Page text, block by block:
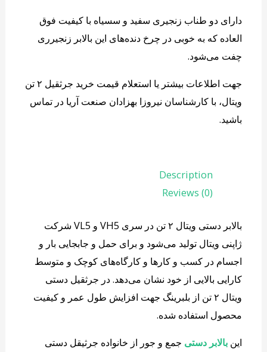
دارای دو طناب زنجیری سفید و سسیاه با کیفیت فوق
العاده که به خوبی در چرخ دنده‌های این بالابر زنجیرری
چفت می‌شود.
جهت اطلاعات بیشتر یا استعلام قیمت خرید جرثقیل ۲ تن
ویتال، با کارشناسان نیروزا بهزادان صنعت آریا در تماس
باشید.
Description
Reviews (0)
بالابر دستی ویتال ۲ تن در سری VH5 و ‌VL5 شرکت
ژاپنی ویتال تولید می‌شود و برای حمل و جابجایی بار و
اجسام در کسب و کارها و کارگاه‌های کوچک و متوسط
کارایی بالایی از خود نشان می‌دهد. در جرثقیل دستی
ویتال ۲ تن از بلبرینگ جهت افزایش طول عمر و کیفیت
محصول استفاده شده.
این بالابر دستی جمع و جور از خانواده جرثیقل دستی